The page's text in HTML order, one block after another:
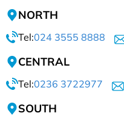
NORTH
Tel:024 3555 8888
CENTRAL
Tel:0236 3722977
SOUTH